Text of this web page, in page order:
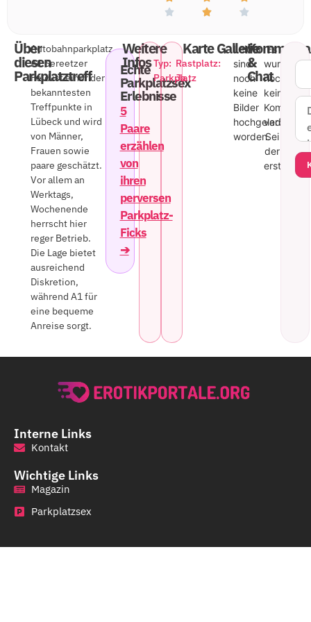
Über
diesen
Parkplatztreff
Autobahnparkplatz
A1 Sereetzer
Feld ist einer der
bekanntesten
Treffpunkte in
Lübeck und wird
von Männer,
Frauen sowie
paare geschätzt.
Vor allem an
Werktags,
Wochenende
herrscht hier
reger Betrieb.
Die Lage bietet
ausreichend
Diskretion,
während A1 für
eine bequeme
Anreise sorgt.
Echte
Parkplatzsex
Erlebnisse
5
Paare
erzählen
von
ihren
perversen
Parkplatz-
Ficks
➔
Weitere
Infos Typ:
Parkplatz
Rastplatz:
Ja
KarteGallerie
Leider
sind
noch
keine
Bilder
hochgeladen
worden.
&
Chat
Es
wurde
noch
kein
Sei
der
erste!
Interne Links
Kontakt
Wichtige Links
Magazin
Parkplatzsex